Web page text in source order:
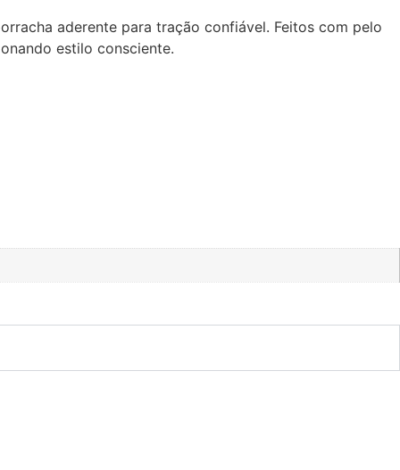
aderente para tração confiável. Feitos com pelo
estilo consciente.